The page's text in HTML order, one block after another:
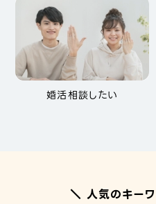
婚活相談したい
＼ 人気のキー